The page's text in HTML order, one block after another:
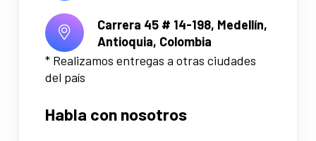
Carrera 45 # 14-198, Medellín,
Antioquia, Colombia
* Realizamos entregas a otras ciudades
del país
Habla con nosotros